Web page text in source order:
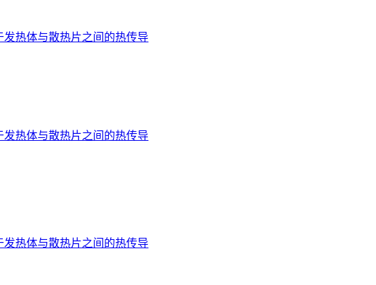
热体与散热片之间的热传导
热体与散热片之间的热传导
热体与散热片之间的热传导